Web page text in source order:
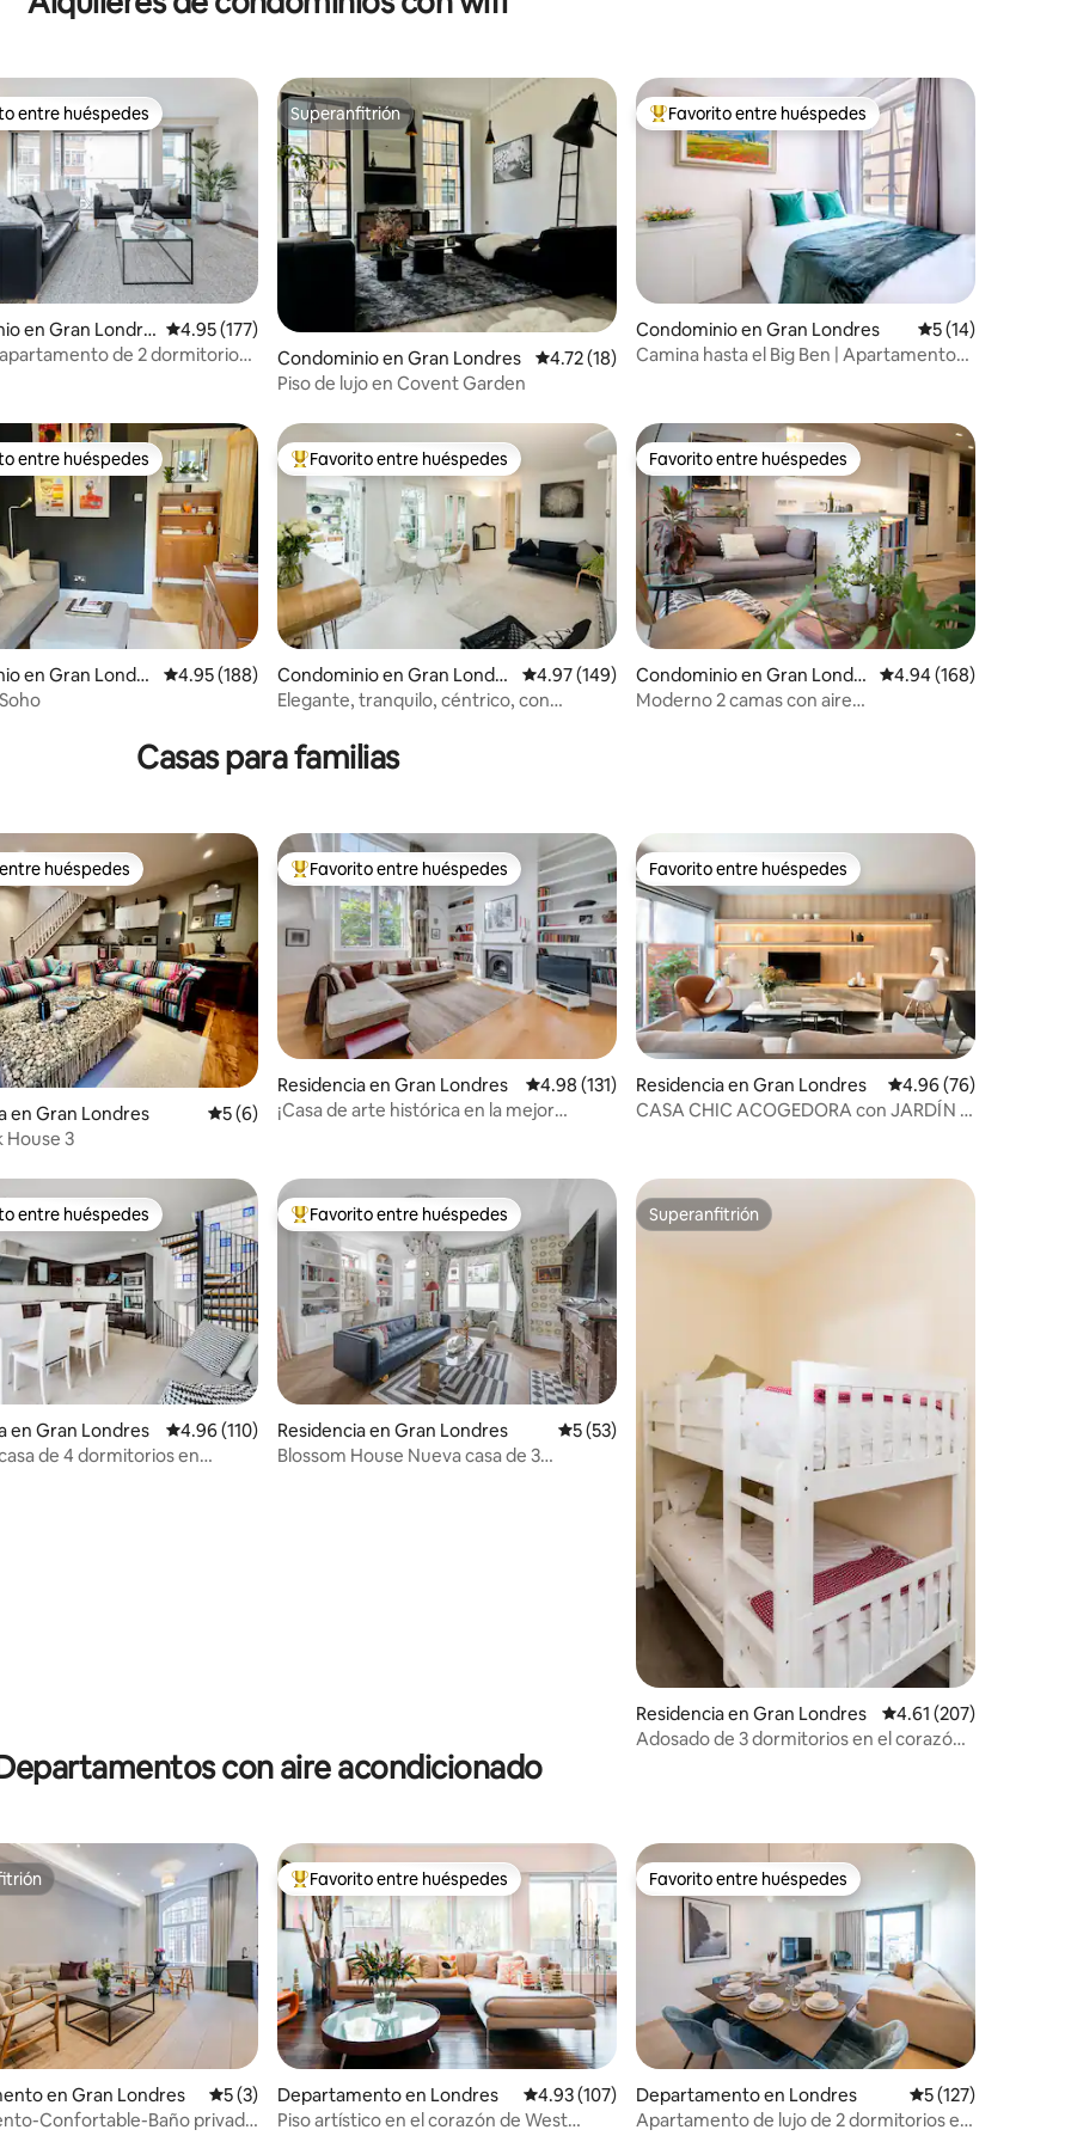
de 5; 31 evaluaciones
en Favorito entre huéspedes
entre huéspedes
en Gran Londre Calificación promedio: 4.95 de 5; 177 evaluaciones
4.95 (177)
de 2 dormitorios
Superanfitrión
Superanfitrión
Condominio en Gran Londres Calificación promedio: 4.72 de 5; 18 evaluaciones
4.72 (18)
Piso de lujo en Covent Garden
De los mejores en Favorito entre huéspedes
Favorito entre huéspedes
Condominio en Gran Londres Calificación
5 (14)
Camina hasta el Big Ben | Apartamento
de 5; 89 evaluaciones
en Favorito entre huéspedes
entre huéspedes
en Gran Londre
Calificación promedio: 4.95 de 5; 188 evaluaciones
4.95 (188)
De los mejores en Favorito entre huéspedes
Favorito entre huéspedes
Condominio en Gran Londre
s
Calificación promedio: 4.97 de 5; 149 evaluaciones
4.97 (149)
Elegante, tranquilo, céntrico, con
Paddington
Favorito entre huéspedes
Favorito entre huéspedes
Condominio en Gran Londr
es
Calificación promedio:
4.94 (168)
Moderno 2 camas con aire
Casas para familias
de 5; 30 evaluaciones
huéspedes
huéspedes
en Gran Londres Calificación promedio: 5 de 5; 6 evaluaciones
5 (6)
House 3
De los mejores en Favorito entre huéspedes
Favorito entre huéspedes
Residencia en Gran Londres Calificación promedio: 4.98 de 5; 131 evaluaciones
4.98 (131)
¡Casa de arte histórica en la mejor
Favorito entre huéspedes
Favorito entre huéspedes
Residencia en Gran Londres Calificación
4.96 (76)
CASA CHIC ACOGEDORA con JARDÍN -
de 5; 45 evaluaciones
en Favorito entre huéspedes
entre huéspedes
en Gran Londres Calificación promedio: 4.96 de 5; 110 evaluaciones
4.96 (110)
de 4 dormitorios en
De los mejores en Favorito entre huéspedes
Favorito entre huéspedes
Residencia en Gran Londres Calificación promedio: 5 de 5; 53 evaluaciones
5 (53)
Blossom House Nueva casa de 3
Superanfitrión
Superanfitrión
Residencia en Gran Londres Calificación promedio:
4.61 (207)
Adosado de 3 dormitorios en el corazón
con aire acondicionado
en Gran Londres Calificación promedio: 5 de 5; 3 evaluaciones
5 (3)
Confortable-Baño privado
De los mejores en Favorito entre huéspedes
Favorito entre huéspedes
Departamento en Londres Calificación promedio: 4.93 de 5; 107 evaluaciones
4.93 (107)
Piso artístico en el corazón de West
Favorito entre huéspedes
Favorito entre huéspedes
Departamento en Londres Calificación
5 (127)
Apartamento de lujo de 2 dormitorios en